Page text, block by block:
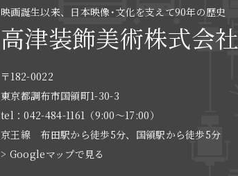
映画誕生以来、日本映像･文化を支えて90年の歴史
高津装飾美術株式会社
〒182-0022
東京都調布市国領町1-30-3
tel：042-484-1161（9:00〜17:00）
京王線 布田駅から徒歩5分、国領駅から徒歩5分
> Googleマップで見る